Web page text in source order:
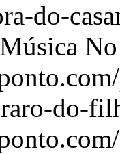
do-
Música
do-